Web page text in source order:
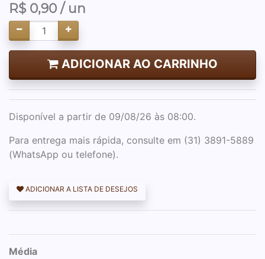
R$ 0,90 / un
ADICIONAR AO CARRINHO
Disponível a partir de 09/08/26 às 08:00.
Para entrega mais rápida, consulte em (31) 3891-5889
(WhatsApp ou telefone).
ADICIONAR A LISTA DE DESEJOS
Média